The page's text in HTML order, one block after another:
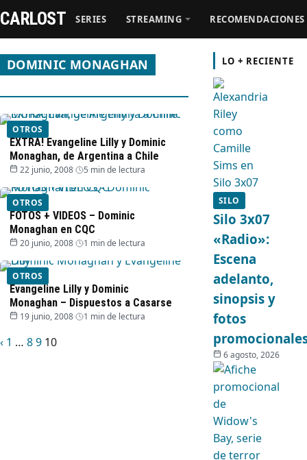
Series
Recomendaciones
Videos
Webisodios
CARLOST SERIES STREAMING RECOMENDACIONES
DOMINIC MONAGHAN
OTROS
EXTRA! Evangeline Lilly y Dominic
Monaghan, de Argentina a Chile
22 junio, 2008 5 min de lectura
OTROS
FOTOS + VIDEOS – Dominic
Monaghan en CQC
20 junio, 2008 1 min de lectura
OTROS
Evangeline Lilly y Dominic
Monaghan – Dispuestos a Casarse
19 junio, 2008 1 min de lectura
Paginación
‹Anterior
1 … 89 10
LO + RECIENTE
SILO
Silo 3x07
«Radio»:
Escena
adelanto,
sinopsis y
fotos
6 agosto, 2026